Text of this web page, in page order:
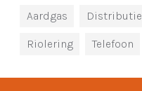
Aardgas Distributie
Riolering Telefoon